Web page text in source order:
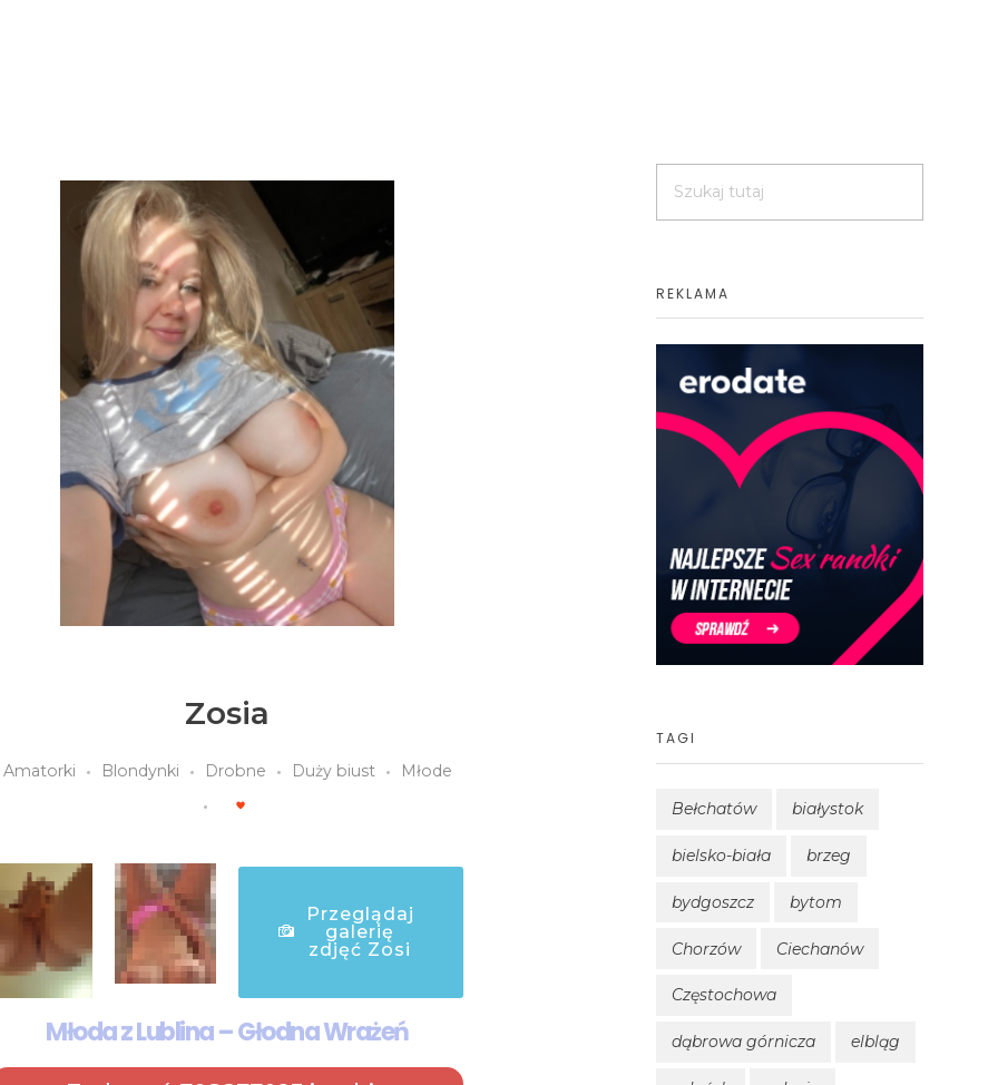
Zosia
Amatorki Blondynki Drobne Duży biust Młode
Przeglądaj
galerię
zdjęć Zosi
Młoda z Lublina – Głodna Wrażeń
REKLAMA
TAGI
Bełchatów białystok
bielsko-biała brzeg
bydgoszcz bytom
Chorzów Ciechanów
Częstochowa
dąbrowa górnicza elbląg